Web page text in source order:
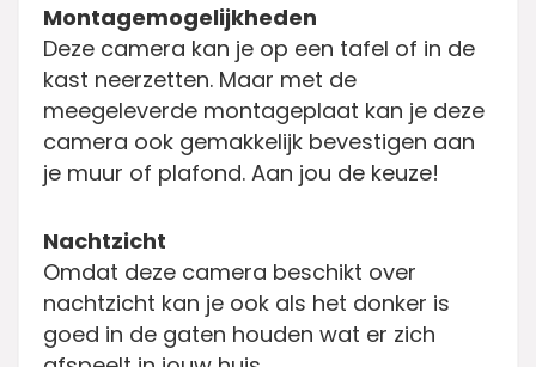
Montagemogelijkheden
Deze camera kan je op een tafel of in de
kast neerzetten. Maar met de
meegeleverde montageplaat kan je deze
camera ook gemakkelijk bevestigen aan
je muur of plafond. Aan jou de keuze!
Nachtzicht
Omdat deze camera beschikt over
nachtzicht kan je ook als het donker is
goed in de gaten houden wat er zich